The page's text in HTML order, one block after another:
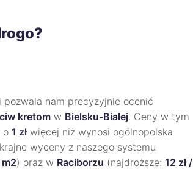
pozwala nam precyzyjnie ocenić
kretom w Bielsku-Białej. Ceny w tym
o 1 złwięcej niż wynosi ogólnopolska
wyceny z naszego systemu
m2) oraz w Raciborzu (najdroższe: 12 zł /